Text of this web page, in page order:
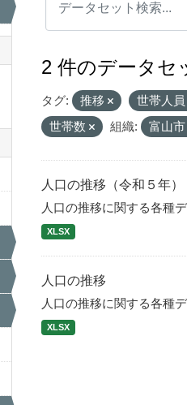
2 件のデータセ
タグ: 推移 世帯人員
世帯数
組織: 富山市
人口の推移（令和５年）
人口の推移に関する各種デ
XLSX
人口の推移
人口の推移に関する各種デ
XLSX